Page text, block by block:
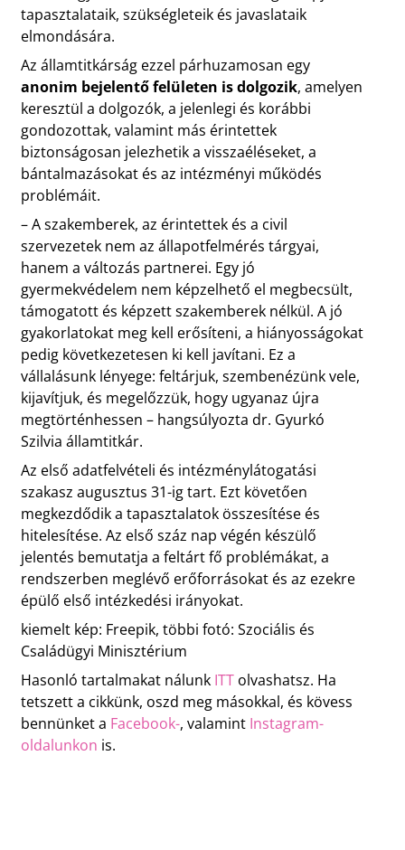
tapasztalataik, szükségleteik és javaslataik
elmondására.
Az államtitkárság ezzel párhuzamosan egy
anonim bejelentő felületen is dolgozik, amelyen
keresztül a dolgozók, a jelenlegi és korábbi
gondozottak, valamint más érintettek
biztonságosan jelezhetik a visszaéléseket, a
bántalmazásokat és az intézményi működés
problémáit.
– A szakemberek, az érintettek és a civil
szervezetek nem az állapotfelmérés tárgyai,
hanem a változás partnerei. Egy jó
gyermekvédelem nem képzelhető el megbecsült,
támogatott és képzett szakemberek nélkül. A jó
gyakorlatokat meg kell erősíteni, a hiányosságokat
pedig következetesen ki kell javítani. Ez a
vállalásunk lényege: feltárjuk, szembenézünk vele,
kijavítjuk, és megelőzzük, hogy ugyanaz újra
megtörténhessen – hangsúlyozta dr. Gyurkó
Szilvia államtitkár.
Az első adatfelvételi és intézménylátogatási
szakasz augusztus 31-ig tart. Ezt követően
megkezdődik a tapasztalatok összesítése és
hitelesítése. Az első száz nap végén készülő
jelentés bemutatja a feltárt fő problémákat, a
rendszerben meglévő erőforrásokat és az ezekre
épülő első intézkedési irányokat.
kiemelt kép: Freepik, többi fotó: Szociális és
Családügyi Minisztérium
Hasonló tartalmakat nálunk ITTolvashatsz. Ha
tetszett a cikkünk, oszd meg másokkal, és kövess
bennünket a Facebook-, valamint Instagram-
oldalunkon is.